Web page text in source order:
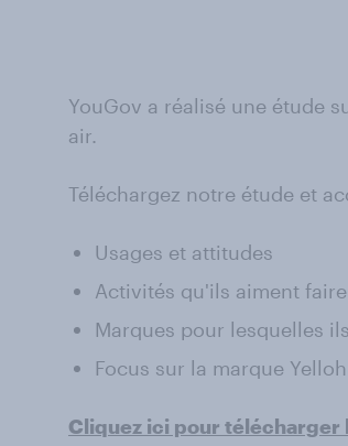
YouGov a réalisé une étude
air.
Téléchargez notre étude et
Usages et attitudes
Activités qu'ils aiment
Marques pour lesquelles
Focus sur la marque
Cliquez ici pour télécharger